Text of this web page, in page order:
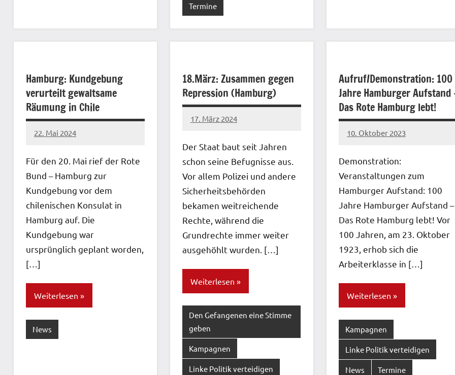
Termine
Hamburg: Kundgebung
verurteilt gewaltsame
Räumung in Chile
22. Mai 2024
network
Für den 20. Mai rief der Rote
Bund – Hamburg zur
Kundgebung vor dem
chilenischen Konsulat in
Hamburg auf. Die
Kundgebung war
ursprünglich geplant worden,
[…]
Weiterlesen
News
18.März: Zusammen gegen
Repression (Hamburg)
17. März 2024
network
Der Staat baut seit Jahren
schon seine Befugnisse aus.
Vor allem Polizei und andere
Sicherheitsbehörden
bekamen weitreichende
Rechte, während die
Grundrechte immer weiter
ausgehöhlt wurden. […]
Weiterlesen
Den Gefangenen eine Stimme
geben
Kampagnen
Linke Politik verteidigen
Aufruf/Demonstration: 100
Jahre Hamburger Aufstand
Das Rote Hamburg lebt!
10. Oktober 2023
network
Demonstration:
Veranstaltungen zum
Hamburger Aufstand: 100
Jahre Hamburger Aufstand –
Das Rote Hamburg lebt! Vor
100 Jahren, am 23. Oktober
1923, erhob sich die
Arbeiterklasse in […]
Weiterlesen
Kampagnen
Linke Politik verteidigen
News Termine